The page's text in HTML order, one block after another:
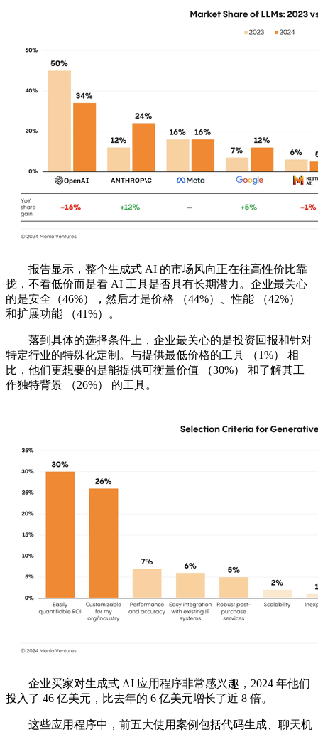
报告显示，整个生成式 AI 的市场风向正在往高性价比靠
拢，不看低价而是看 AI 工具是否具有长期潜力。企业最关心
的是安全（46%），然后才是价格 （44%）、性能 （42%）
和扩展功能 （41%）。
落到具体的选择条件上，企业最关心的是投资回报和针对
特定行业的特殊化定制。与提供最低价格的工具 （1%） 相
比，他们更想要的是能提供可衡量价值 （30%） 和了解其工
作独特背景 （26%） 的工具。
企业买家对生成式 AI 应用程序非常感兴趣，2024 年他们
投入了 46 亿美元，比去年的 6 亿美元增长了近 8 倍。
这些应用程序中，前五大使用案例包括代码生成、聊天机